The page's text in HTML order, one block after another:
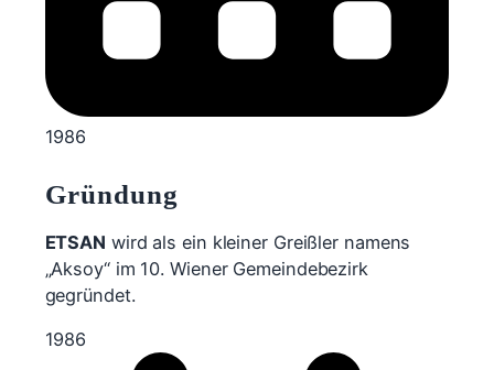
1986
Gründung
ETSAN wird als ein kleiner Greißler namens
„Aksoy“ im 10. Wiener Gemeindebezirk
gegründet.
1986